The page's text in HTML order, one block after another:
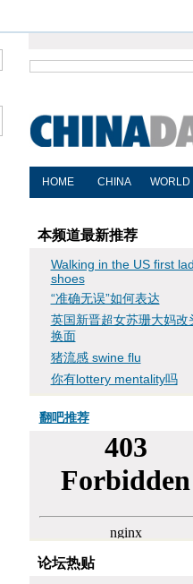
本频道最新推荐
Walking in the US first
shoes
“准确无误”如何表达
英国新晋超女苏珊大妈改
换面
猪流感 swine flu
你有lottery mentality吗
翻吧推荐
论坛热贴